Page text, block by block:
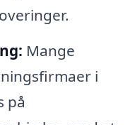
Mange
i
på